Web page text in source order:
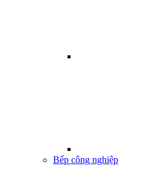
Bếp công nghiệp